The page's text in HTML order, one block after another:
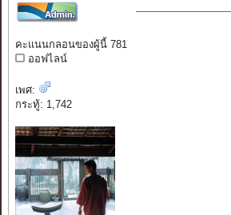
คะแนนกลอนของผู้นี้ 781
ออฟไลน์
เพศ:
กระทู้: 1,742